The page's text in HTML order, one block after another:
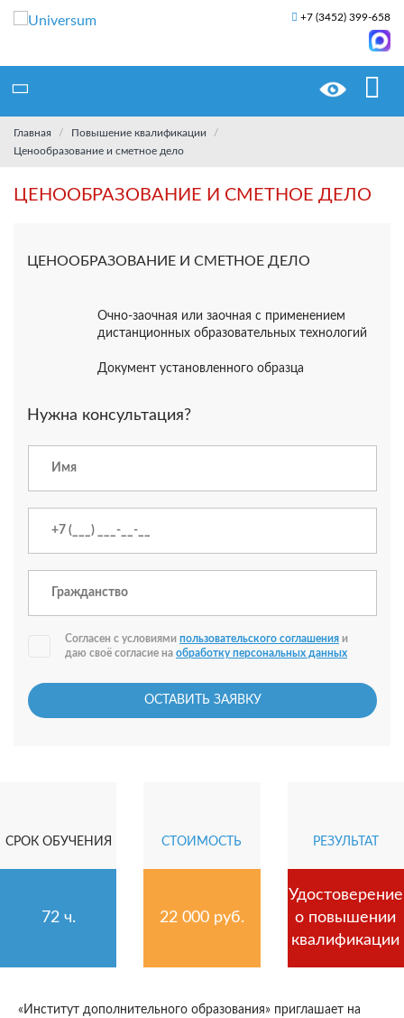
+7 (3452) 399-658
Главная
Повышение квалификации
Ценообразование и сметное дело
ЦЕНООБРАЗОВАНИЕ И СМЕТНОЕ ДЕЛО
ЦЕНООБРАЗОВАНИЕ И СМЕТНОЕ ДЕЛО
Очно-заочная или заочная с применением
дистанционных образовательных технологий
Документ установленного образца
Нужна консультация?
Согласен с условиями пользовательского соглашения и
даю своё согласие на обработку персональных данных
ОСТАВИТЬ ЗАЯВКУ
СРОК ОБУЧЕНИЯ
72 ч.
СТОИМОСТЬ
22 000 руб.
РЕЗУЛЬТАТ
Удостоверение
о повышении
квалификации
«Институт дополнительного образования» приглашает на